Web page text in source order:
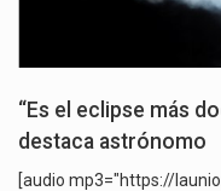
“Es el eclipse más
destaca astrónomo
[audio mp3="https://